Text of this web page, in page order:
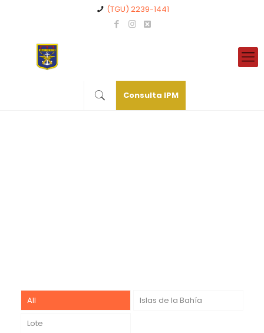
(TGU) 2239-1441
Consulta IPM
All Islas de la Bahía
Lote